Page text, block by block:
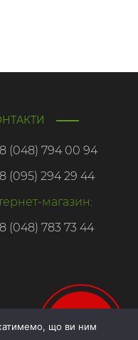
(048) 794 00 94
(095) 294 29 44
магазин:
(048) 783 73 44
що ви ним